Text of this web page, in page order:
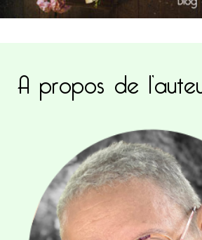
A propos de